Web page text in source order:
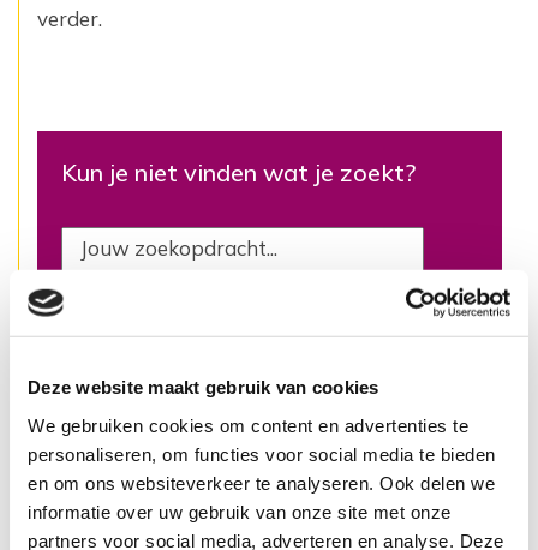
Deze website maakt gebruik van cookies
We gebruiken cookies om content en advertenties te
personaliseren, om functies voor social media te bieden
en om ons websiteverkeer te analyseren. Ook delen we
informatie over uw gebruik van onze site met onze
partners voor social media, adverteren en analyse. Deze
verder.
Kun je niet vinden wat je zoekt?
Neem contact met ons op
Kom langs: Stationsstraat 24